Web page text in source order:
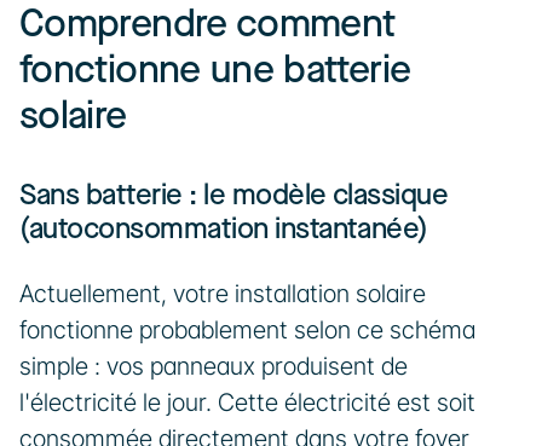
Comprendre comment
fonctionne une batterie
solaire
Sans batterie : le modèle classique
(autoconsommation instantanée)
Actuellement, votre installation solaire
fonctionne probablement selon ce schéma
simple : vos panneaux produisent de
l'électricité le jour. Cette électricité est soit
consommée directement dans votre foyer